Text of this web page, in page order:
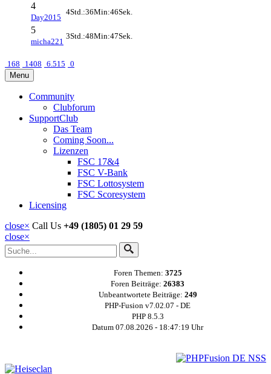
4
Day2015
4Std.:36Min:46Sek.
5
micha221
3Std.:48Min:47Sek.
168 1408 6.515 0
Menu
Community
Clubforum
SupportClub
Das Team
Coming Soon...
Lizenzen
FSC 17&4
FSC V-Bank
FSC Lottosystem
FSC Scoresystem
Licensing
close× Call Us +49 (1805) 01 29 59
close×
Foren Themen: 3725
Foren Beiträge: 26383
Unbeantwortete Beiträge: 249
PHP-Fusion v7.02.07 - DE
PHP 8.5.3
Datum 07.08.2026 - 18:47:19 Uhr